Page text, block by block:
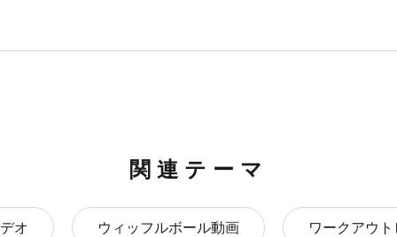
関連テーマ
オ ウィッフルボール動画 ワークアウ